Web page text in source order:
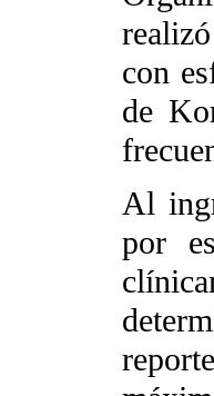
con
de
Al
por